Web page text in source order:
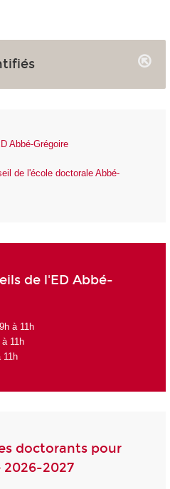
Abbé-Grégoire
de l'école doctorale Abbé-
de l'ED Abbé-
à 11h
11h
11h
doctorants pour
2027